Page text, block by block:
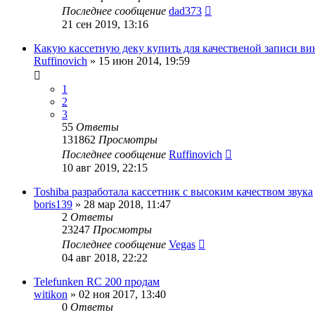
Последнее сообщение dad373
21 сен 2019, 13:16
Какую кассетную деку купить для качественой записи
Ruffinovich » 15 июн 2014, 19:59
1
2
3
55 Ответы
131862 Просмотры
Последнее сообщение Ruffinovich
10 авг 2019, 22:15
Toshiba разработала кассетник с высоким качеством звука
boris139 » 28 мар 2018, 11:47
2 Ответы
23247 Просмотры
Последнее сообщение Vegas
04 авг 2018, 22:22
Telefunken RC 200 продам
witikon » 02 ноя 2017, 13:40
0 Ответы